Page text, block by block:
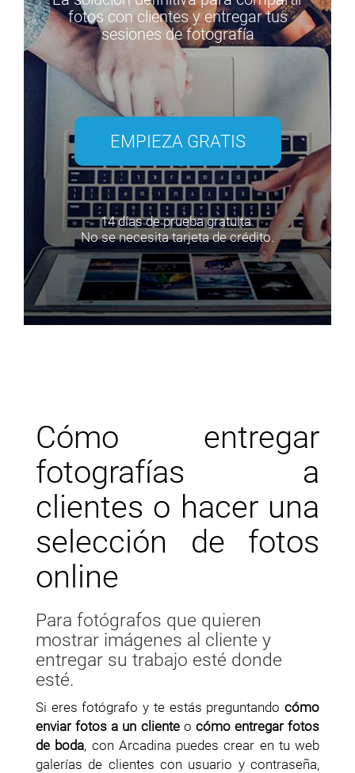
fotos con clientes y entregar tus
sesiones de fotografía
EMPIEZA GRATIS
14 días de prueba gratuita.
No se necesita tarjeta de crédito.
Cómo entregar
fotografías a
clientes o hacer una
selección de fotos
online
Para fotógrafos que quieren
mostrar imágenes al cliente y
entregar su trabajo esté donde
esté.
Si eres fotógrafo y te estás preguntando cómo
enviar fotos a un clienteo cómo entregar fotos
de boda, con Arcadina puedes crear en tu web
galerías de clientes con usuario y contraseña,